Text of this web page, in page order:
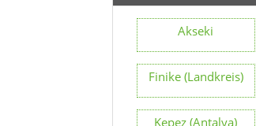
Akseki
Finike (Landkreis)
Kepez (Antalya)